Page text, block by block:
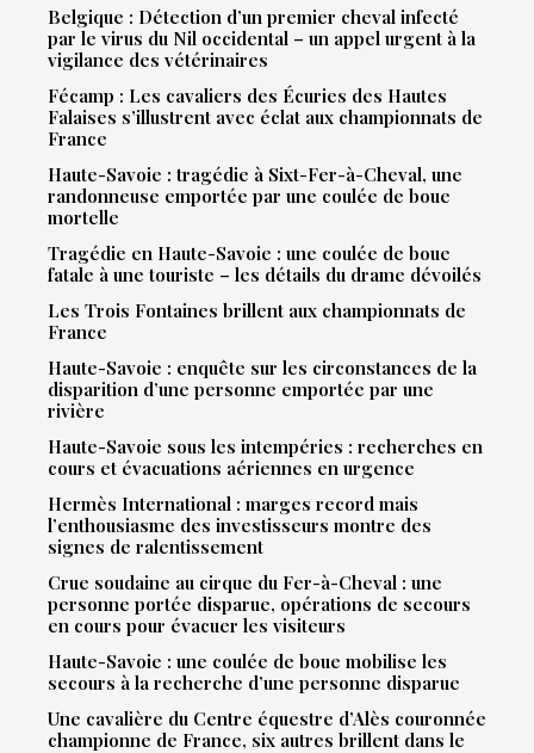
Belgique : Détection d’un premier cheval infecté
par le virus du Nil occidental – un appel urgent à la
vigilance des vétérinaires
Fécamp : Les cavaliers des Écuries des Hautes
Falaises s’illustrent avec éclat aux championnats de
France
Haute-Savoie : tragédie à Sixt-Fer-à-Cheval, une
randonneuse emportée par une coulée de boue
mortelle
Tragédie en Haute-Savoie : une coulée de boue
fatale à une touriste – les détails du drame dévoilés
Les Trois Fontaines brillent aux championnats de
France
Haute-Savoie : enquête sur les circonstances de la
disparition d’une personne emportée par une
rivière
Haute-Savoie sous les intempéries : recherches en
cours et évacuations aériennes en urgence
Hermès International : marges record mais
l’enthousiasme des investisseurs montre des
signes de ralentissement
Crue soudaine au cirque du Fer-à-Cheval : une
personne portée disparue, opérations de secours
en cours pour évacuer les visiteurs
Haute-Savoie : une coulée de boue mobilise les
secours à la recherche d’une personne disparue
Une cavalière du Centre équestre d’Alès couronnée
championne de France, six autres brillent dans le